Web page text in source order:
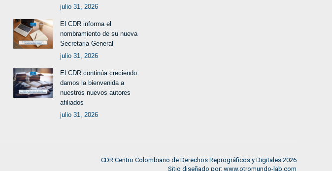
julio 31, 2026
El CDR informa el
nombramiento de su nueva
Secretaria General
julio 31, 2026
El CDR continúa creciendo:
damos la bienvenida a
nuestros nuevos autores
afiliados
julio 31, 2026
CDR Centro Colombiano de Derechos Reprográficos y Digitales 2026
Sitio diseñado por: www.otromundo-lab.com